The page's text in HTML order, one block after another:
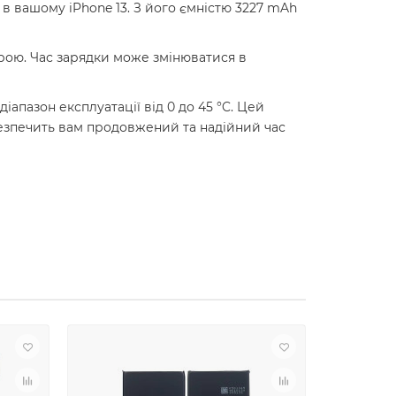
вашому iPhone 13. З його ємністю 3227 mAh
Час зарядки може змінюватися в
експлуатації від 0 до 45 °C. Цей
вам продовжений та надійний час